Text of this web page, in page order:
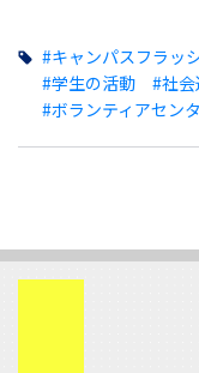
#キャンパスフラッ
#学生の活動
#社
#ボランティアセン